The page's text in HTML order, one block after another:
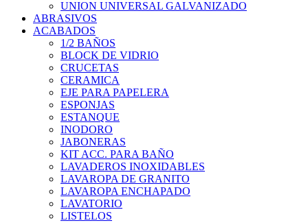
UNION UNIVERSAL GALVANIZADO
ABRASIVOS
ACABADOS
1/2 BAÑOS
BLOCK DE VIDRIO
CRUCETAS
CERAMICA
EJE PARA PAPELERA
ESPONJAS
ESTANQUE
INODORO
JABONERAS
KIT ACC. PARA BAÑO
LAVADEROS INOXIDABLES
LAVAROPA DE GRANITO
LAVAROPA ENCHAPADO
LAVATORIO
LISTELOS